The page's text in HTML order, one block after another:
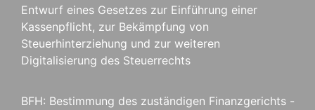
Entwurf eines Gesetzes zur Einführung einer
Kassenpflicht, zur Bekämpfung von
Steuerhinterziehung und zur weiteren
Digitalisierung des Steuerrechts
BFH: Bestimmung des zuständigen Finanzgerichts -